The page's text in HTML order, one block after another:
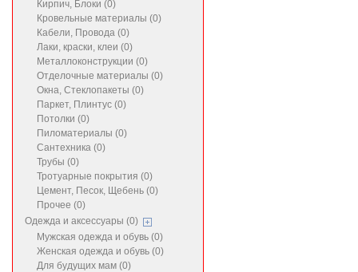
Кирпич, Блоки (0)
Кровельные материалы (0)
Кабели, Провода (0)
Лаки, краски, клеи (0)
Металлоконструкции (0)
Отделочные материалы (0)
Окна, Стеклопакеты (0)
Паркет, Плинтус (0)
Потолки (0)
Пиломатериалы (0)
Сантехника (0)
Трубы (0)
Тротуарные покрытия (0)
Цемент, Песок, Щебень (0)
Прочее (0)
Одежда и аксессуары (0)
Мужская одежда и обувь (0)
Женская одежда и обувь (0)
Для будущих мам (0)